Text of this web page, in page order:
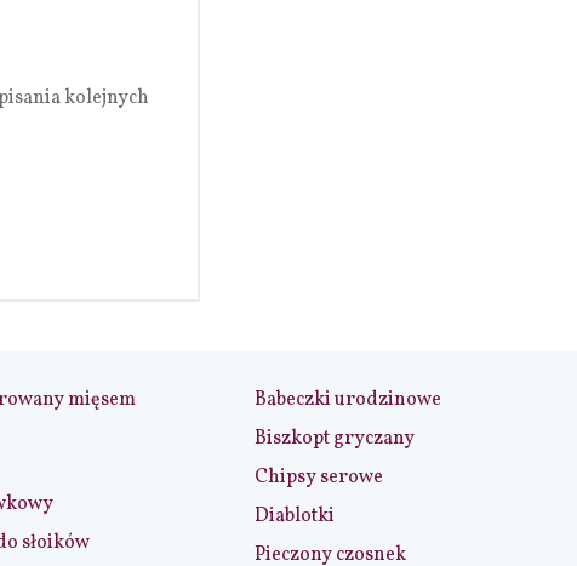
kolejnych
mięsem
słoików
Babeczki urodzinowe
Biszkopt gryczany
Chipsy serowe
Diablotki
Pieczony czosnek